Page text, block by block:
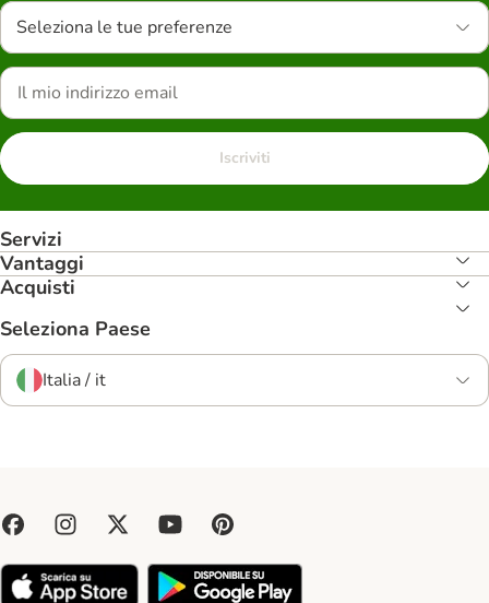
Seleziona le tue preferenze
Iscriviti
Servizi
Vantaggi
Acquisti
Seleziona Paese
Italia / it